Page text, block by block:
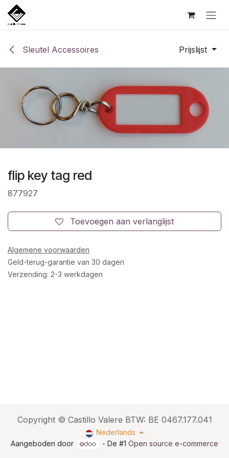
Overslaan naar inhoud
Sleutel Accessoires Prijslijst
flip key tag red
877927
Toevoegen aan verlanglijst
Algemene voorwaarden
Geld-terug-garantie van 30 dagen
Verzending: 2-3 werkdagen
Copyright © Castillo Valere BTW: BE 0467.177.041
Nederlands
Aangeboden door
- De #1Open source e-commerce